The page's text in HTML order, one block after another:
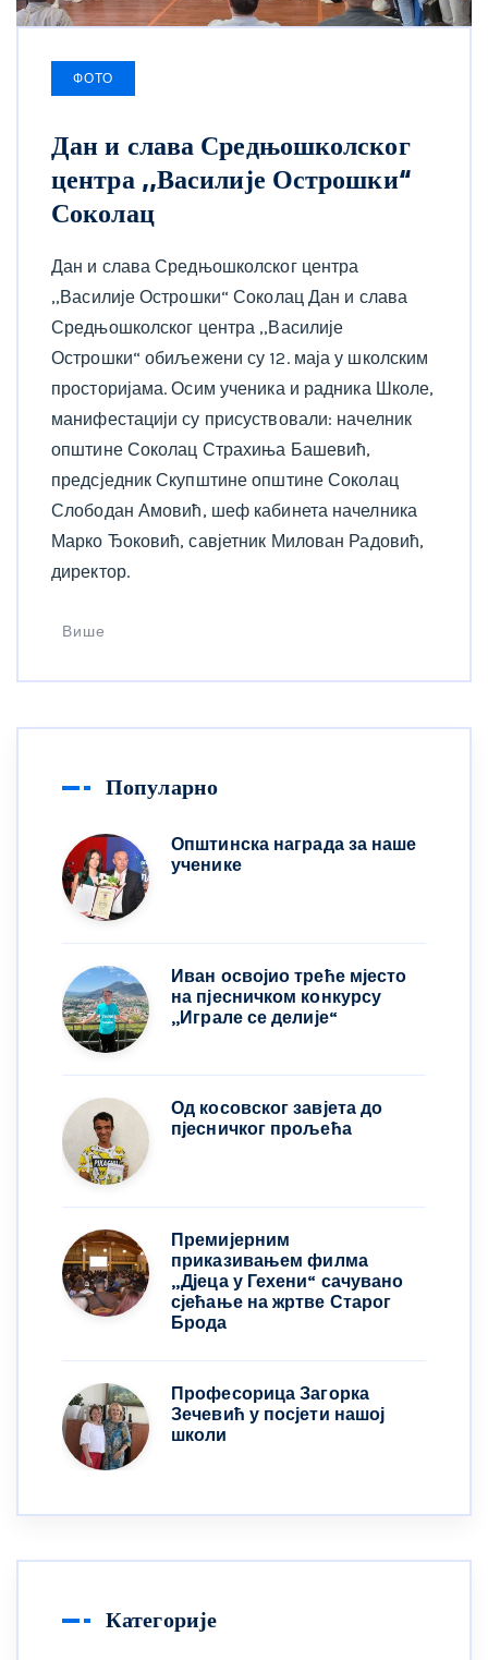
ФОТО
Дан и слава Средњошколског
центра ,,Василије Острошки“
Соколац
Дан и слава Средњошколског центра
,,Василије Острошки“ Соколац Дан и слава
Средњошколског центра ,,Василије
Острошки“ обиљежени су 12. маја у школским
просторијама. Осим ученика и радника Школе,
манифестацији су присуствовали: начелник
општине Соколац Страхиња Башевић,
предсједник Скупштине општине Соколац
Слободан Амовић, шеф кабинета начелника
Марко Ђоковић, савјетник Милован Радовић,
директор.
Више
Популарно
Општинска награда за наше
ученике
Иван освојио треће мјесто
на пјесничком конкурсу
,,Играле се делије“
Од косовског завјета до
пјесничког прољећа
Премијерним
приказивањем филма
„Дјеца у Гехени“ сачувано
сјећање на жртве Старог
Брода
Професорица Загорка
Зечевић у посјети нашој
школи
Категорије